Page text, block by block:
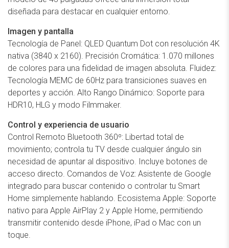
diseñada para destacar en cualquier entorno.
Imagen y pantalla
Tecnología de Panel: QLED Quantum Dot con resolución 4K
nativa (3840 x 2160). Precisión Cromática: 1.070 millones
de colores para una fidelidad de imagen absoluta. Fluidez:
Tecnología MEMC de 60Hz para transiciones suaves en
deportes y acción. Alto Rango Dinámico: Soporte para
HDR10, HLG y modo Filmmaker.
Control y experiencia de usuario
Control Remoto Bluetooth 360º: Libertad total de
movimiento; controla tu TV desde cualquier ángulo sin
necesidad de apuntar al dispositivo. Incluye botones de
acceso directo. Comandos de Voz: Asistente de Google
integrado para buscar contenido o controlar tu Smart
Home simplemente hablando. Ecosistema Apple: Soporte
nativo para Apple AirPlay 2 y Apple Home, permitiendo
transmitir contenido desde iPhone, iPad o Mac con un
toque.